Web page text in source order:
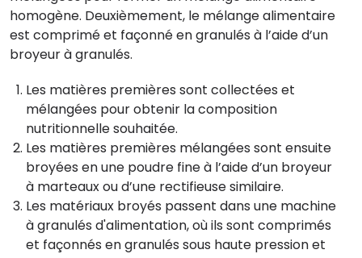
homogène. Deuxièmement, le mélange alimentaire
est comprimé et façonné en granulés à l’aide d’un
broyeur à granulés.
Les matières premières sont collectées et
mélangées pour obtenir la composition
nutritionnelle souhaitée.
Les matières premières mélangées sont ensuite
broyées en une poudre fine à l’aide d’un broyeur
à marteaux ou d’une rectifieuse similaire.
Les matériaux broyés passent dans une machine
à granulés d'alimentation, où ils sont comprimés
et façonnés en granulés sous haute pression et